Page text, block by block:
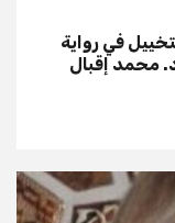
في رواية
محمد إقبال